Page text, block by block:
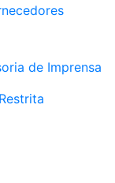
de Imprensa
Restrita